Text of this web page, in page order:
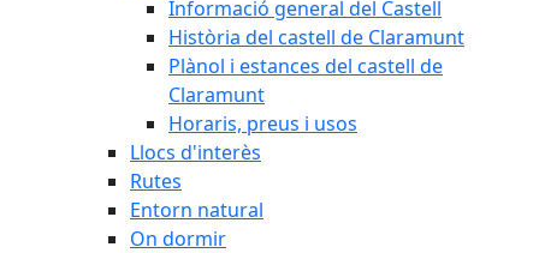
Informació general del Castell
Història del castell de Claramunt
Plànol i estances del castell de
Claramunt
Horaris, preus i usos
Llocs d'interès
Rutes
Entorn natural
On dormir